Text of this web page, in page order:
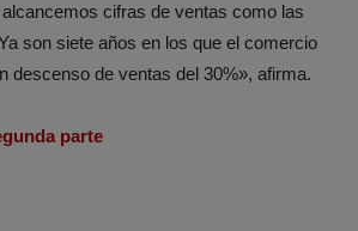
cifras de ventas como las
son siete años en los que el comercio
descenso de ventas del 30%», afirma.
parte